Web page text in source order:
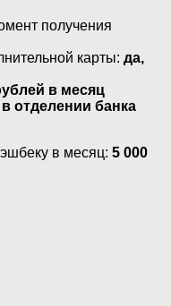
получения
карты: да,
в месяц
отделении банка
в месяц: 5 000